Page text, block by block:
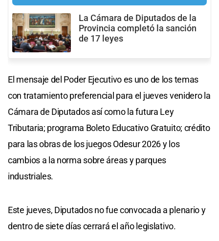
La Cámara de Diputados de la
Provincia completó la sanción
de 17 leyes
El mensaje del Poder Ejecutivo es uno de los temas
con tratamiento preferencial para el jueves venidero la
Cámara de Diputados así como la futura Ley
Tributaria; programa Boleto Educativo Gratuito; crédito
para las obras de los juegos Odesur 2026 y los
cambios a la norma sobre áreas y parques
industriales.
Este jueves, Diputados no fue convocada a plenario y
dentro de siete días cerrará el año legislativo.